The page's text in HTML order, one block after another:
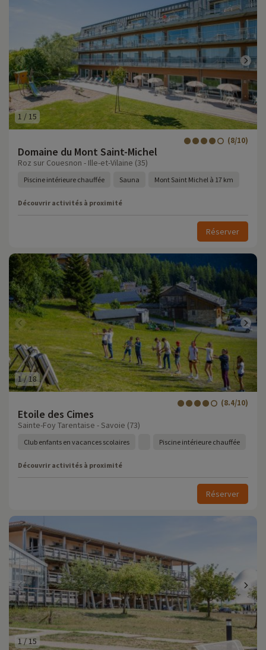
1 / 15
Domaine du Mont Saint-Michel
(8/10)
Roz sur Couesnon - Ille-et-Vilaine (35)
Piscine intérieure chauffée Sauna Mont Saint Michel à 17 km
Découvrir activités à proximité
Réserver
1/18
Etoile des Cimes
(8.4/10)
Sainte-Foy Tarentaise - Savoie (73)
Club enfants en vacances scolaires Piscine intérieure chauffée
Découvrir activités à proximité
Réserver
1 /15